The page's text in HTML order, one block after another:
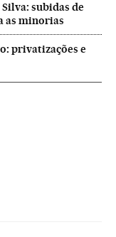
subidas de
as minorias
privatizações e